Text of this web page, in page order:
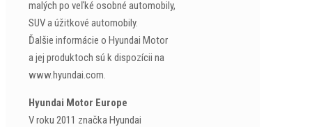
malých po veľké osobné automobily,
SUV a úžitkové automobily.
Ďalšie informácie o Hyundai Motor
a jej produktoch sú k dispozícii na
www.hyundai.com.
Hyundai Motor Europe
V roku 2011 značka Hyundai